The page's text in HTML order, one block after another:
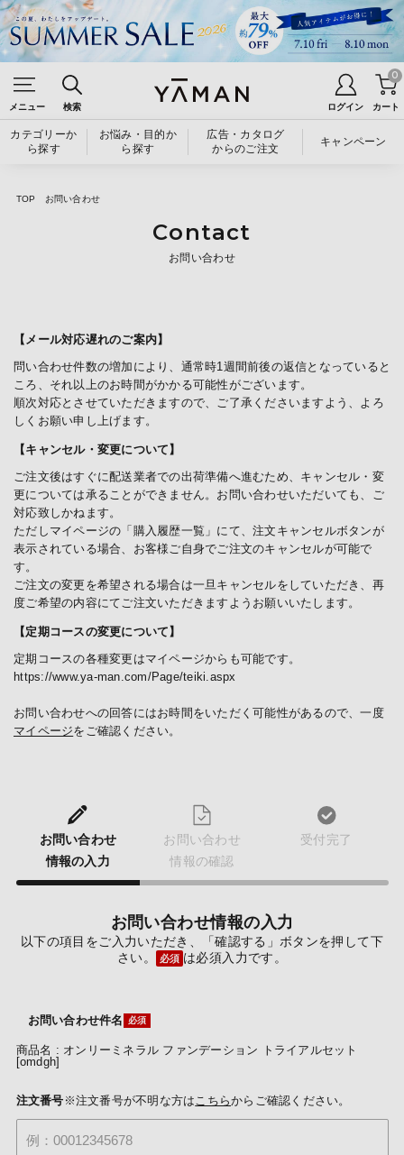
メニュー 検索 ログイン カート
0
カテゴリーか
ら探す
お悩み・目的か
ら探す
広告・カタログ
からのご注文
キャンペーン
TOP お問い合わせ
Contact
お問い合わせ
【メール対応遅れのご案内】
問い合わせ件数の増加により、通常時1週間前後の返信となっていると
ころ、それ以上のお時間がかかる可能性がございます。
順次対応とさせていただきますので、ご了承くださいますよう、よろ
しくお願い申し上げます。
【キャンセル・変更について】
ご注文後はすぐに配送業者での出荷準備へ進むため、キャンセル・変
更については承ることができません。お問い合わせいただいても、ご
対応致しかねます。
ただしマイページの「購入履歴一覧」にて、注文キャンセルボタンが
表示されている場合、お客様ご自身でご注文のキャンセルが可能で
す。
ご注文の変更を希望される場合は一旦キャンセルをしていただき、再
度ご希望の内容にてご注文いただきますようお願いいたします。
【定期コースの変更について】
定期コースの各種変更はマイページからも可能です。
https://www.ya-man.com/Page/teiki.aspx
お問い合わせへの回答にはお時間をいただく可能性があるので、一度
マイページをご確認ください。
お問い合わせ
情報の入力
お問い合わせ
情報の確認
受付完了
お問い合わせ情報の入力
以下の項目をご入力いただき、「確認する」ボタンを押して下
さい。
必須 は必須入力です。
お問い合わせ件名
商品名 : オンリーミネラル ファンデーション トライアルセット
[omdgh]
注文番号 ※注文番号が不明な方は こちらからご確認ください。